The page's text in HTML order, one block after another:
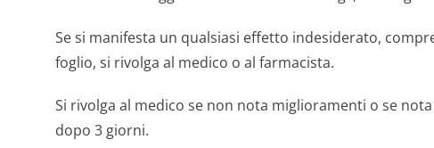
Se si manifesta un qualsiasi effetto indesiderato,
foglio, si rivolga al medico o al farmacista.
Si rivolga al medico se non nota miglioramenti o se
dopo 3 giorni.